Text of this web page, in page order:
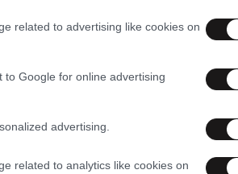
related to advertising like cookies on
Google for online advertising
advertising.
related to analytics like cookies on